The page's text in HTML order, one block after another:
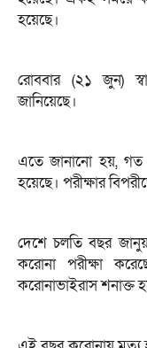
হয়েছে।
রোববার (২১ জুন)
জানিয়েছে।
এতে জানানো হয়, গত
হয়েছে। পরীক্ষার
দেশে চলতি বছর
করোনা পরীক্ষা
করোনাভাইরাস শনাক্ত